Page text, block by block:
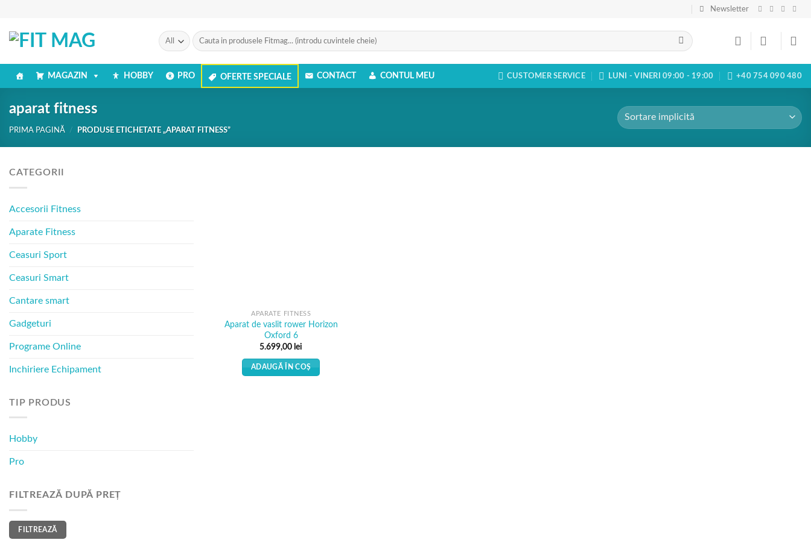
content
Newsletter
Caută
după:
MAGAZIN HOBBY PRO OFERTE SPECIALE CONTACT CONTUL MEU CUSTOMER SERVICE LUNI - VINERI 09:00 - 19:00 +40 754 090 480
aparat fitness
PRIMA PAGINĂ / PRODUSE ETICHETATE „APARAT FITNESS”
CATEGORII
Accesorii Fitness
Aparate Fitness
Ceasuri Sport
Ceasuri Smart
Cantare smart
Gadgeturi
Programe Online
Inchiriere Echipament
TIP PRODUS
Hobby
Pro
FILTREAZĂ DUPĂ PREȚ
Preț
minim
Preț
maxim
FILTREAZĂ
APARATE FITNESS
Aparat de vaslit rower Horizon
Oxford 6
5.699,00 lei
ADAUGĂ ÎN COȘ